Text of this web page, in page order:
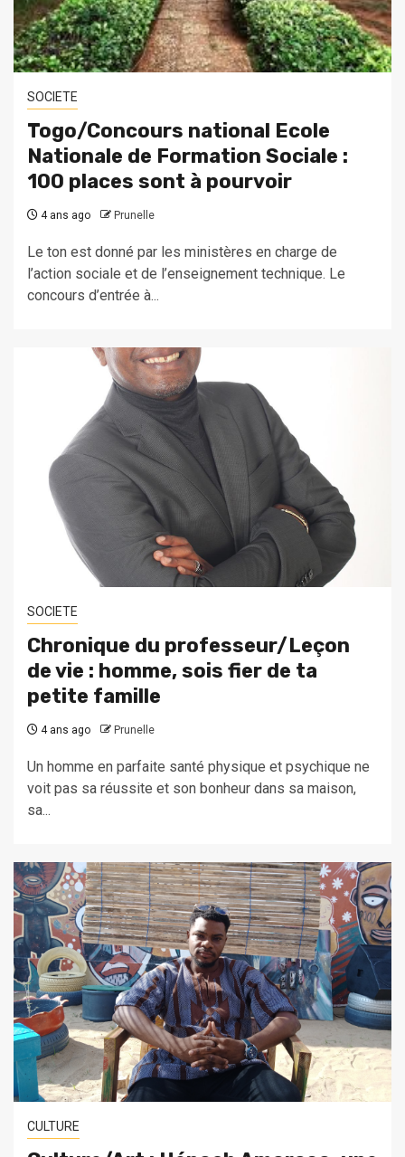
SOCIETE
Togo/Concours national Ecole
Nationale de Formation Sociale :
100 places sont à pourvoir
4 ans ago Prunelle
Le ton est donné par les ministères en charge de
l’action sociale et de l’enseignement technique. Le
concours d’entrée à...
SOCIETE
Chronique du professeur/Leçon
de vie : homme, sois fier de ta
petite famille
4 ans ago Prunelle
Un homme en parfaite santé physique et psychique ne
voit pas sa réussite et son bonheur dans sa maison,
sa...
CULTURE